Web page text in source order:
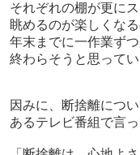
それぞれの棚が更にス
眺めるのが楽しくな
年末までに一作業ず
終わらそうと思ってい
因みに、断捨離につい
あるテレビ番組で言